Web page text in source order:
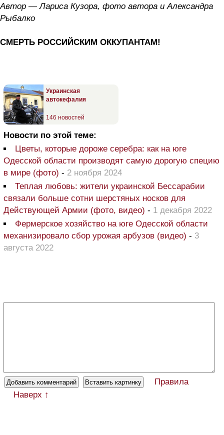
Автор — Лариса Кузора, фото автора и Александра
Рыбалко
СМЕРТЬ РОССИЙСКИМ ОККУПАНТАМ!
Украинская
автокефалия
146 новостей
Новости по этой теме:
Цветы, которые дороже серебра: как на юге
Одесской области производят самую дорогую специю
в мире (фото) - 2 ноября 2024
Теплая любовь: жители украинской Бессарабии
связали больше сотни шерстяных носков для
Действующей Армии (фото, видео) - 1 декабря 2022
Фермерское хозяйство на юге Одесской области
механизировало сбор урожая арбузов (видео) - 3
августа 2022
Правила
Наверх ↑